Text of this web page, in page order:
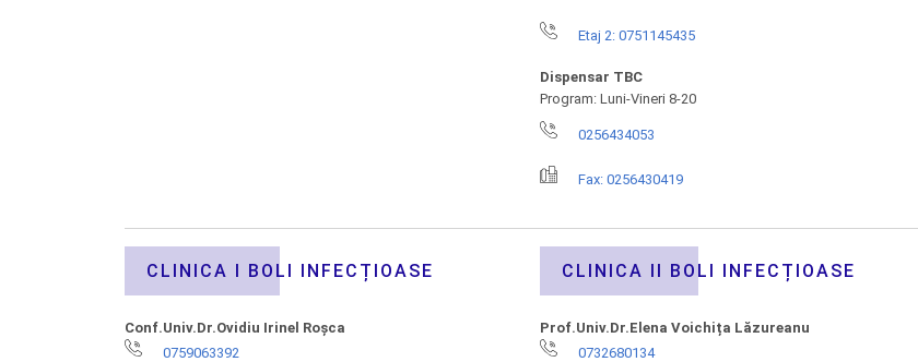
Etaj 2: 0751145435
Dispensar TBC
Program: Luni-Vineri 8-20
0256434053
Fax: 0256430419
CLINICA I BOLI INFECȚIOASE
Conf.Univ.Dr.Ovidiu Irinel Roșca
0759063392
CLINICA II BOLI INFECȚIOASE
Prof.Univ.Dr.Elena Voichița Lăzureanu
0732680134